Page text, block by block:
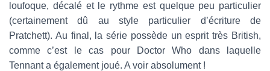
loufoque, décalé et le rythme est quelque peu particulier
(certainement dû au style particulier d’écriture de
Pratchett). Au final, la série possède un esprit très British,
comme c’est le cas pour Doctor Who dans laquelle
Tennant a également joué. A voir absolument !